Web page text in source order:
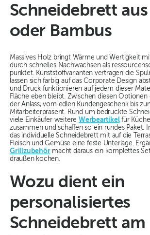
Schneidebrett
oder Bambus
Massives Holz bringt Wärme und Wertigkeit
durch schnelles Nachwachsen als
punktet. Kunststoffvarianten vertragen die
lassen sich farbig auf das Corporate Design
und Druck funktionieren auf jedem dieser
Fläche eben bleibt. Zwischen diesen
der Anlass, vom edlen Kundengeschenk bis
Mitarbeiterpräsent. Rund um bedruckte
viele Einkäufer weitere Werbeartikelfür
zusammen und schaffen so ein rundes Paket.
das individuelle Schneidebrett mit auf die
Fleisch und Gemüse eine feste Unterlage.
Grillzubehörmacht daraus ein komplettes
draußen kochen.
Wozu dient ein
personalisiertes
Schneidebrett am